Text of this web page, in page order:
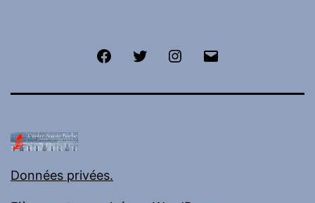
FacebookTwitter Instagram
Données privées.